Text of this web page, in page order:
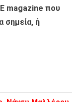
magazine που
σημεία, ή